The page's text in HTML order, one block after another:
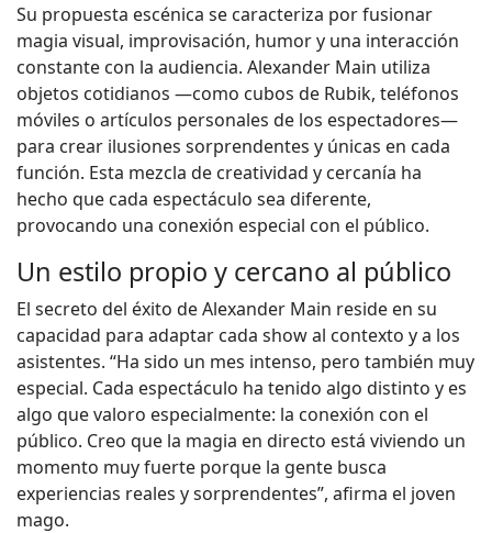
Su propuesta escénica se caracteriza por fusionar
magia visual, improvisación, humor y una interacción
constante con la audiencia. Alexander Main utiliza
objetos cotidianos —como cubos de Rubik, teléfonos
móviles o artículos personales de los espectadores—
para crear ilusiones sorprendentes y únicas en cada
función. Esta mezcla de creatividad y cercanía ha
hecho que cada espectáculo sea diferente,
provocando una conexión especial con el público.
Un estilo propio y cercano al público
El secreto del éxito de Alexander Main reside en su
capacidad para adaptar cada show al contexto y a los
asistentes. “Ha sido un mes intenso, pero también muy
especial. Cada espectáculo ha tenido algo distinto y es
algo que valoro especialmente: la conexión con el
público. Creo que la magia en directo está viviendo un
momento muy fuerte porque la gente busca
experiencias reales y sorprendentes”, afirma el joven
mago.